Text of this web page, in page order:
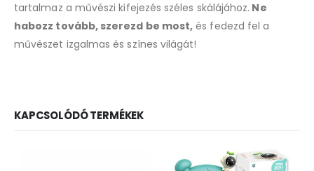
tartalmaz a művészi kifejezés széles skálájához. Ne
habozz tovább, szerezd be most, és fedezd fel a
művészet izgalmas és színes világát!
KAPCSOLÓDÓ TERMÉKEK